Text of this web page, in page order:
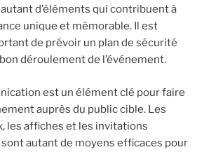
d’éléments qui contribuent à
unique et mémorable. Il est
de prévoir un plan de sécurité
déroulement de l’événement.
est un élément clé pour faire
auprès du public cible. Les
les affiches et les invitations
autant de moyens efficaces pour